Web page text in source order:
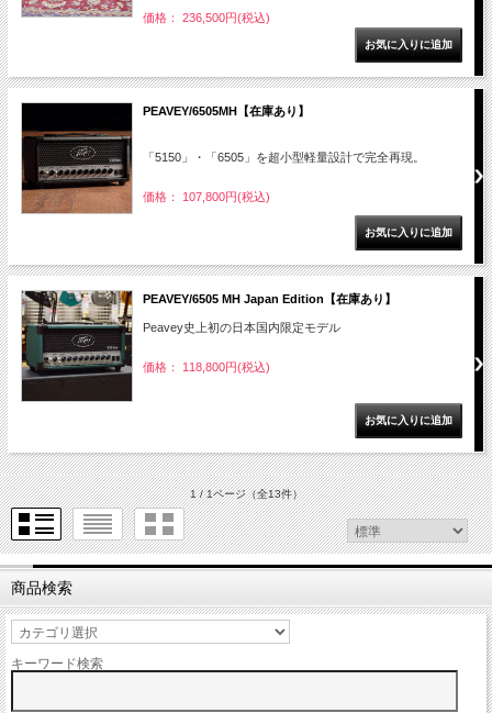
価格： 236,500円(税込)
PEAVEY/6505MH【在庫あり】
「5150」・「6505」を超小型軽量設計で完全再現。
価格： 107,800円(税込)
PEAVEY/6505 MH Japan Edition【在庫あり】
Peavey史上初の日本国内限定モデル
価格： 118,800円(税込)
1 / 1ページ（全13件）
商品検索
キーワード検索